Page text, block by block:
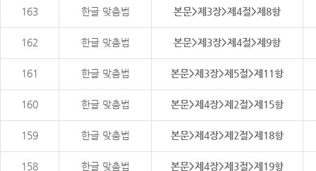
163 한글 맞춤법 본문>제3장>제4절>제8항
162 한글 맞춤법 본문>제3장>제4절>제9항
161 한글 맞춤법 본문>제3장>제5절>제11항
160 한글 맞춤법 본문>제4장>제2절>제15항
159 한글 맞춤법 본문>제4장>제2절>제18항
158 한글 맞춤법 본문>제4장>제3절>제19항